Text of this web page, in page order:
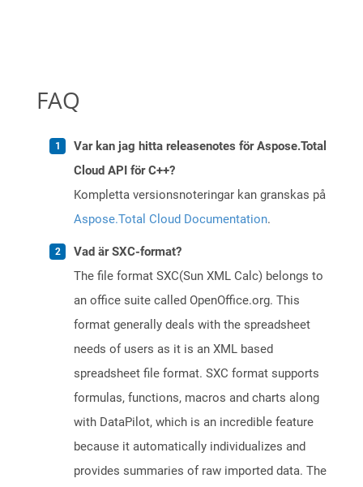
FAQ
Var kan jag hitta releasenotes för Aspose.Total
Cloud API för C++?
Kompletta versionsnoteringar kan granskas på
Aspose.Total Cloud Documentation.
Vad är SXC-format?
The file format SXC(Sun XML Calc) belongs to
an office suite called OpenOffice.org. This
format generally deals with the spreadsheet
needs of users as it is an XML based
spreadsheet file format. SXC format supports
formulas, functions, macros and charts along
with DataPilot, which is an incredible feature
because it automatically individualizes and
provides summaries of raw imported data. The